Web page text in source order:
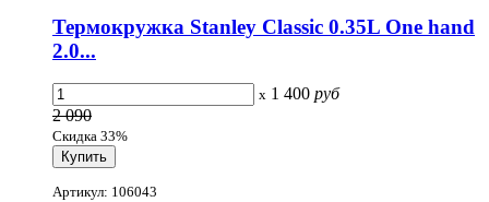
Термокружка Stanley Classic 0.35L One hand
2.0...
x 1 400 руб
2 090
Скидка 33%
Артикул: 106043